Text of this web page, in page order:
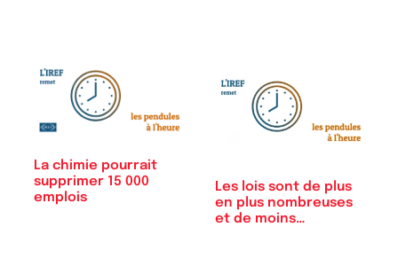
La chimie pourrait
supprimer 15 000
emplois
Les lois sont de plus
en plus nombreuses
et de moins…